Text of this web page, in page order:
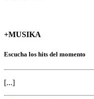
+MUSIKA
Escucha los hits del momento
[...]